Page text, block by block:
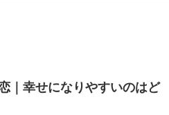
｜幸せになりやすいのはど